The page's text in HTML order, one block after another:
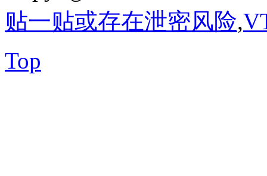
贴一贴或存在泄密风险,
Top